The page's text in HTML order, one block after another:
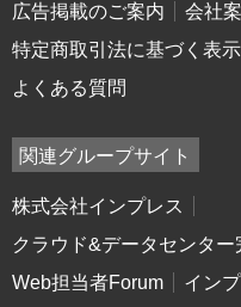
広告掲載のご案内
会社
特定商取引法に基づく表示
よくある質問
関連グループサイト
株式会社インプレス
クラウド&データセンター
Web担当者Forum
イン